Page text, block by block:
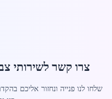
צרו קשר לשירותי
שלחו לנו פנייה ונחזור אליכם